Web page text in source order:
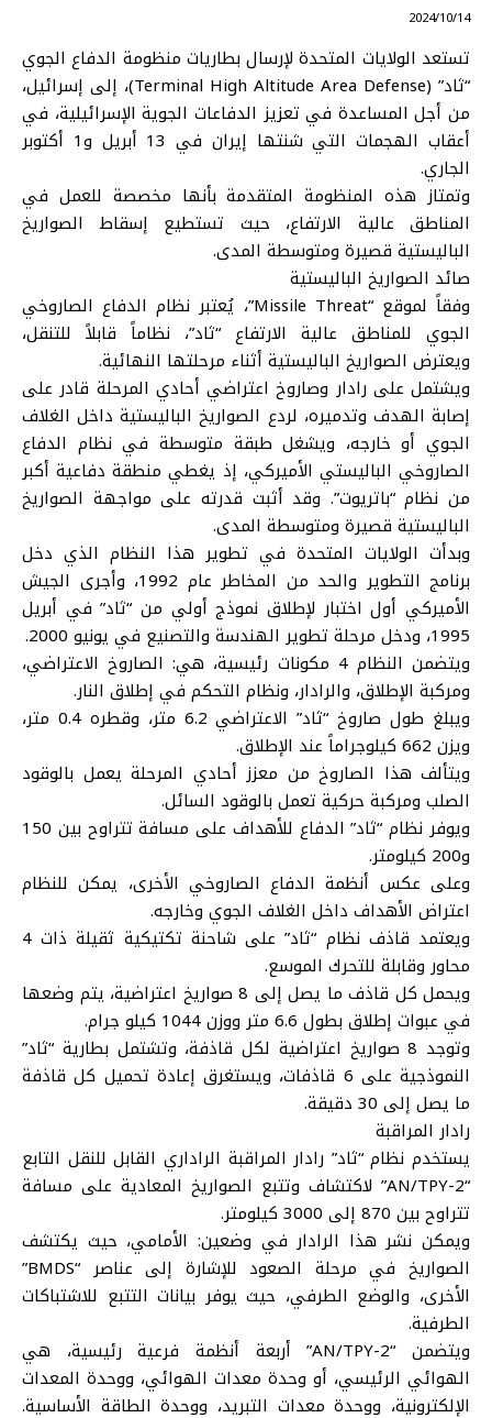
⠀ 2024/10/14
تستعد الولايات المتحدة لإرسال بطاريات منظومة الدفاع الجوي
“ثاد” (Terminal High Altitude Area Defense)، إلى إسرائيل،
من أجل المساعدة في تعزيز الدفاعات الجوية الإسرائيلية، في
أعقاب الهجمات التي شنتها إيران في 13 أبريل و1 أكتوبر
الجاري.
وتمتاز هذه المنظومة المتقدمة بأنها مخصصة للعمل في
المناطق عالية الارتفاع، حيث تستطيع إسقاط الصواريخ
الباليستية قصيرة ومتوسطة المدى.
صائد الصواريخ الباليستية
وفقاً لموقع “Missile Threat”، يُعتبر نظام الدفاع الصاروخي
الجوي للمناطق عالية الارتفاع “ثاد”، نظاماً قابلاً للتنقل،
ويعترض الصواريخ الباليستية أثناء مرحلتها النهائية.
ويشتمل على رادار وصاروخ اعتراضي أحادي المرحلة قادر على
إصابة الهدف وتدميره، لردع الصواريخ الباليستية داخل الغلاف
الجوي أو خارجه، ويشغل طبقة متوسطة في نظام الدفاع
الصاروخي الباليستي الأميركي، إذ يغطي منطقة دفاعية أكبر
من نظام “باتريوت”. وقد أثبت قدرته على مواجهة الصواريخ
الباليستية قصيرة ومتوسطة المدى.
وبدأت الولايات المتحدة في تطوير هذا النظام الذي دخل
برنامج التطوير والحد من المخاطر عام 1992، وأجرى الجيش
الأميركي أول اختبار لإطلاق نموذج أولي من “ثاد” في أبريل
1995، ودخل مرحلة تطوير الهندسة والتصنيع في يونيو 2000.
ويتضمن النظام 4 مكونات رئيسية، هي: الصاروخ الاعتراضي،
ومركبة الإطلاق، والرادار، ونظام التحكم في إطلاق النار.
ويبلغ طول صاروخ “ثاد” الاعتراضي 6.2 متر، وقطره 0.4 متر،
ويزن 662 كيلوجراماً عند الإطلاق.
ويتألف هذا الصاروخ من معزز أحادي المرحلة يعمل بالوقود
الصلب ومركبة حركية تعمل بالوقود السائل.
ويوفر نظام “ثاد” الدفاع للأهداف على مسافة تتراوح بين 150
و200 كيلومتر.
وعلى عكس أنظمة الدفاع الصاروخي الأخرى، يمكن للنظام
اعتراض الأهداف داخل الغلاف الجوي وخارجه.
ويعتمد قاذف نظام “ثاد” على شاحنة تكتيكية ثقيلة ذات 4
محاور وقابلة للتحرك الموسع.
ويحمل كل قاذف ما يصل إلى 8 صواريخ اعتراضية، يتم وضعها
في عبوات إطلاق بطول 6.6 متر ووزن 1044 كيلو جرام.
وتوجد 8 صواريخ اعتراضية لكل قاذفة، وتشتمل بطارية “ثاد”
النموذجية على 6 قاذفات، ويستغرق إعادة تحميل كل قاذفة
ما يصل إلى 30 دقيقة.
رادار المراقبة
يستخدم نظام “ثاد” رادار المراقبة الراداري القابل للنقل التابع
“AN/TPY-2” لاكتشاف وتتبع الصواريخ المعادية على مسافة
تتراوح بين 870 إلى 3000 كيلومتر.
ويمكن نشر هذا الرادار في وضعين: الأمامي، حيث يكتشف
الصواريخ في مرحلة الصعود للإشارة إلى عناصر “BMDS”
الأخرى، والوضع الطرفي، حيث يوفر بيانات التتبع للاشتباكات
الطرفية.
ويتضمن “AN/TPY-2” أربعة أنظمة فرعية رئيسية، هي
الهوائي الرئيسي، أو وحدة معدات الهوائي، ووحدة المعدات
الإلكترونية، ووحدة معدات التبريد، ووحدة الطاقة الأساسية.